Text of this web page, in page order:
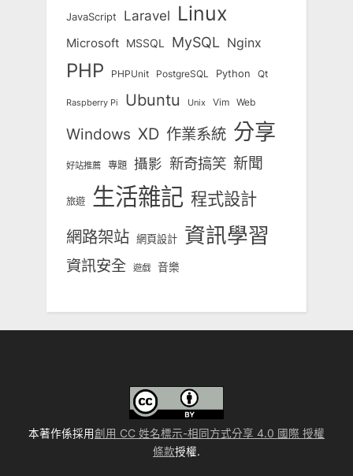
JavaScript Laravel Linux
Microsoft MSSQL MySQL Nginx
PHP PHPUnit PostgreSQL Python Qt
Raspberry Pi Ubuntu Unix Vim Web
Windows XD 作業系統 分享
好站推薦 專題 攝影 新奇搞笑 新聞
旅遊 生活雜記 程式設計
網路架站 網頁設計 資訊學習
資訊安全 遊戲 音樂
本著作係採用創用 CC 姓名標示-相同方式分享 4.0 國際 授權
條款授權.